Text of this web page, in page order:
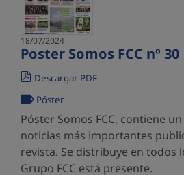
18/07/2024
Poster Somos FCC nº 30
Descargar PDF
Póster
Póster Somos FCC, contiene
noticias más importantes
revista. Se distribuye en todos
Grupo FCC está presente.